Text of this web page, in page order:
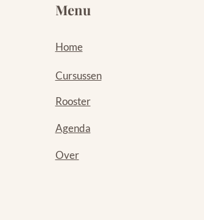
Menu
Home
Cursussen
Rooster
Agenda
Over